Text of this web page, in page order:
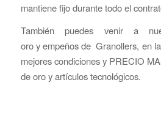
mantiene fijo durante todo el
También puedes venir a
oro y empeños de Granollers, en
mejores condiciones y PRECIO
de oro y artículos tecnológicos.